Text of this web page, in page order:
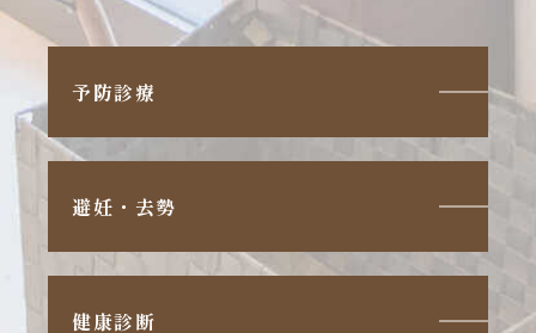
予防診療
避妊・去勢
健康診断